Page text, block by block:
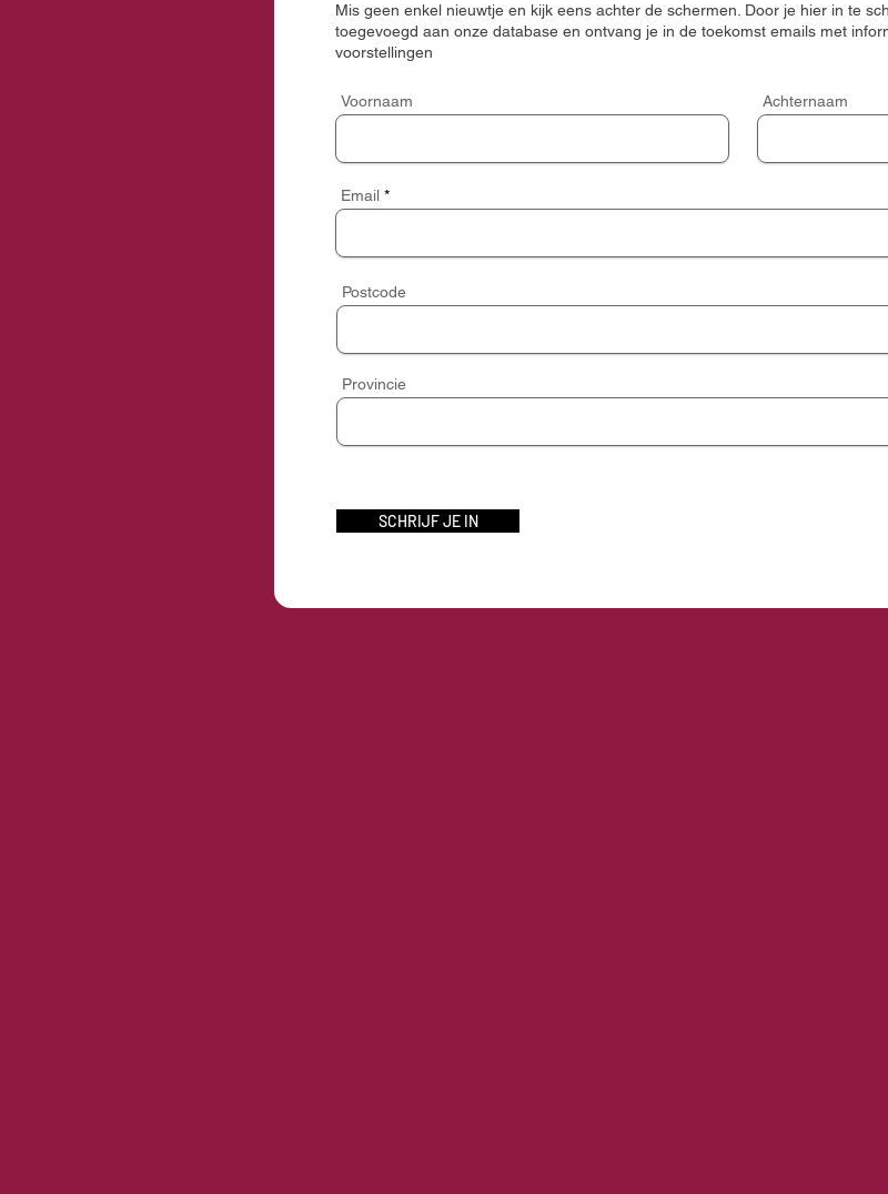
Mis geen enkel nieuwtje en kijk eens achter de schermen. Door je hier in te
toegevoegd aan onze database en ontvang je in de toekomst emails met
voorstellingen
Voornaam Achternaam
Email
Postcode
Provincie
SCHRIJF JE IN